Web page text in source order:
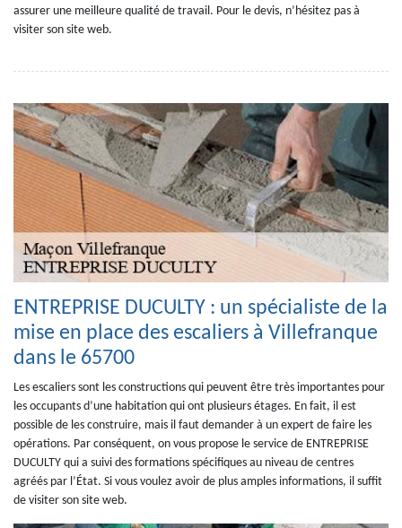
assurer une meilleure qualité de travail. Pour le devis, n’hésitez pas à
visiter son site web.
ENTREPRISE DUCULTY : un spécialiste de la
mise en place des escaliers à Villefranque
dans le 65700
Les escaliers sont les constructions qui peuvent être très importantes pour
les occupants d’une habitation qui ont plusieurs étages. En fait, il est
possible de les construire, mais il faut demander à un expert de faire les
opérations. Par conséquent, on vous propose le service de ENTREPRISE
DUCULTY qui a suivi des formations spécifiques au niveau de centres
agréés par l’État. Si vous voulez avoir de plus amples informations, il suffit
de visiter son site web.